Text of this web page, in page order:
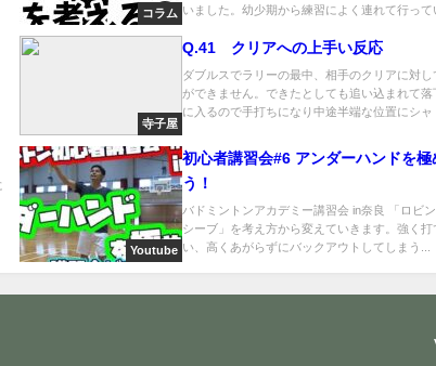
コラム いました。幼少期から練習によく連れて行って
寺子屋
Q.41 クリアへの上手い反応
ダブルスでラリーの最中、相手のクリアに対し
ができません。できたとしても追い込まれて落
に入るので手打ちになり中途半端な位置にシャ
Youtube
初心者講習会#6 アンダーハンドを極
う！
バドミントンアカデミー講習会 in奈良 「ロビ
シーブ」を考え方から変えていきます。強く打
い、高くあがらずにバックアウトしてしまう...